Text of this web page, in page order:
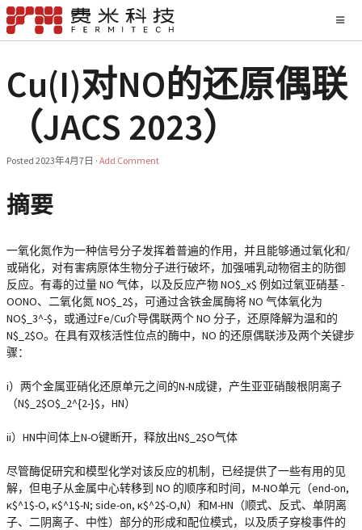
Cu(I)对NO的还原偶联
（JACS 2023）
Posted 2023年4月7日 · Add Comment
摘要
一氧化氮作为一种信号分子发挥着普遍的作用，并且能够通过氧化和/
或硝化，对有害病原体生物分子进行破坏，加强哺乳动物宿主的防御
反应。有毒的过量 NO 气体，以及反应产物 NO$_x$ 例如过氧亚硝基 -
OONO、二氧化氮 NO$_2$，可通过含铁金属酶将 NO 气体氧化为
NO$_3^-$，或通过Fe/Cu介导偶联两个 NO 分子，还原降解为温和的
N$_2$O。在具有双核活性位点的酶中，NO 的还原偶联涉及两个关键步
骤：
i）两个金属亚硝化还原单元之间的N-N成键，产生亚亚硝酸根阴离子
（N$_2$O$_2^{2-}$，HN）
ii）HN中间体上N-O键断开，释放出N$_2$O气体
尽管酶促研究和模型化学对该反应的机制，已经提供了一些有用的见
解，但电子从金属中心转移到 NO 的顺序和时间，M-NO单元（end-on,
κ$^1$-O, κ$^1$-N; side-on, κ$^2$-O,N）和M-HN（顺式、反式、单阴离
子、二阴离子、中性）部分的形成和配位模式，以及质子穿梭事件的